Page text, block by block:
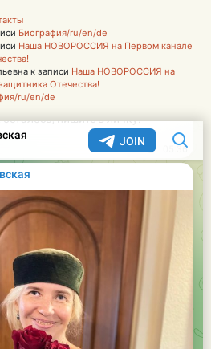
Биография/ru/en/de
Наша НОВОРОССИЯ на Первом канале
к записи Наша НОВОРОССИЯ на
Отечества!
ru/en/de